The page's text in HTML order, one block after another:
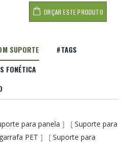
ORÇAR ESTE PRODUTO
SUPORTE
#TAGS
FONÉTICA
para panela ] [ Suporte para
PET ] [ Suporte para